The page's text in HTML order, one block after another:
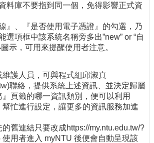
料庫不要指到同一個，免得影響正式資
』、『是否使用電子憑證』的勾選，乃
選項框中該系統名稱旁多出”new” or “自
示，可用來提醒使用者注意。
護人員，可與程式組邱淑真
聯絡，提供系統上述資訊、並決定歸屬
』頁籤的哪一資訊類別，便可以利用
幫忙進行設定，讓更多的資訊服務加進
舊連結只要改成https://my.ntu.edu.tw/?
使用者進入 myNTU 後便會自動呈現該